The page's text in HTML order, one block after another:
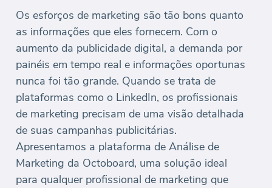
Os esforços de marketing são tão bons quanto
as informações que eles fornecem. Com o
aumento da publicidade digital, a demanda por
painéis em tempo real e informações oportunas
nunca foi tão grande. Quando se trata de
plataformas como o LinkedIn, os profissionais
de marketing precisam de uma visão detalhada
de suas campanhas publicitárias.
Apresentamos a plataforma de Análise de
Marketing da Octoboard, uma solução ideal
para qualquer profissional de marketing que